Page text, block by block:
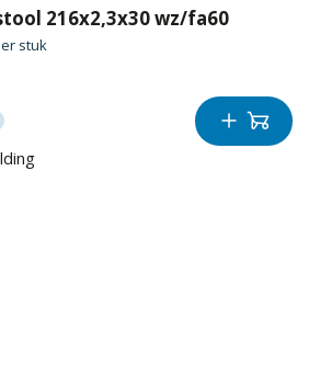
216x2,3x30 wz/fa60
stuk